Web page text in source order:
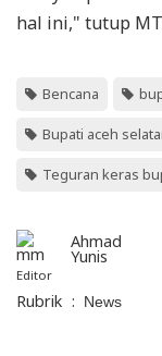
hal ini," tutup
Bencana
Bupati aceh
Teguran keras
Ahmad
Yunis
Editor
Rubrik : News